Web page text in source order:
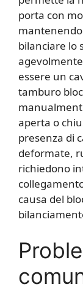
porta con
bilanciare lo
essere un
tamburo
aperta o
presenza di
deformate,
richiedono
causa del